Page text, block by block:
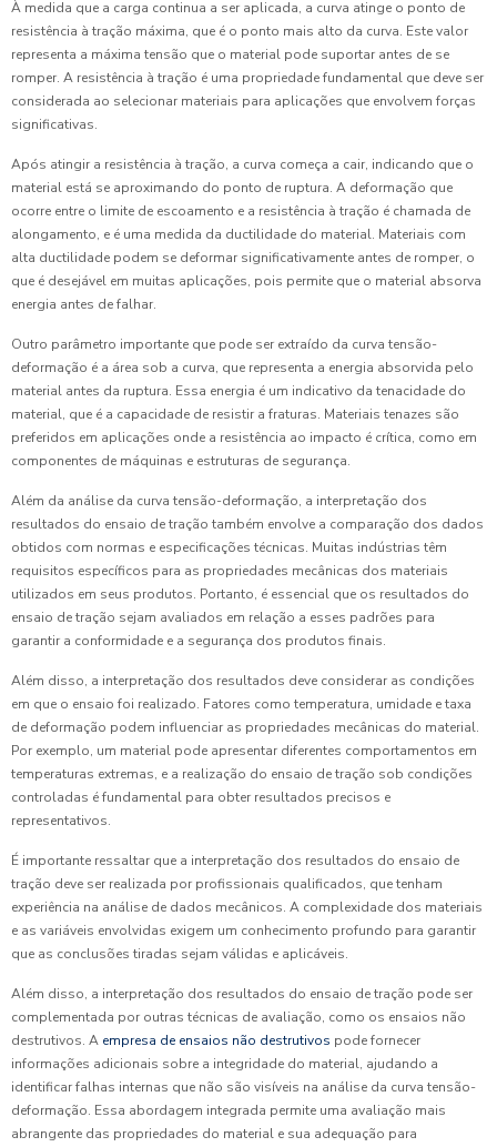
À medida que a carga continua a ser aplicada, a curva atinge o ponto de
resistência à tração máxima, que é o ponto mais alto da curva. Este valor
representa a máxima tensão que o material pode suportar antes de se
romper. A resistência à tração é uma propriedade fundamental que deve ser
considerada ao selecionar materiais para aplicações que envolvem forças
significativas.
Após atingir a resistência à tração, a curva começa a cair, indicando que o
material está se aproximando do ponto de ruptura. A deformação que
ocorre entre o limite de escoamento e a resistência à tração é chamada de
alongamento, e é uma medida da ductilidade do material. Materiais com
alta ductilidade podem se deformar significativamente antes de romper, o
que é desejável em muitas aplicações, pois permite que o material absorva
energia antes de falhar.
Outro parâmetro importante que pode ser extraído da curva tensão-
deformação é a área sob a curva, que representa a energia absorvida pelo
material antes da ruptura. Essa energia é um indicativo da tenacidade do
material, que é a capacidade de resistir a fraturas. Materiais tenazes são
preferidos em aplicações onde a resistência ao impacto é crítica, como em
componentes de máquinas e estruturas de segurança.
Além da análise da curva tensão-deformação, a interpretação dos
resultados do ensaio de tração também envolve a comparação dos dados
obtidos com normas e especificações técnicas. Muitas indústrias têm
requisitos específicos para as propriedades mecânicas dos materiais
utilizados em seus produtos. Portanto, é essencial que os resultados do
ensaio de tração sejam avaliados em relação a esses padrões para
garantir a conformidade e a segurança dos produtos finais.
Além disso, a interpretação dos resultados deve considerar as condições
em que o ensaio foi realizado. Fatores como temperatura, umidade e taxa
de deformação podem influenciar as propriedades mecânicas do material.
Por exemplo, um material pode apresentar diferentes comportamentos em
temperaturas extremas, e a realização do ensaio de tração sob condições
controladas é fundamental para obter resultados precisos e
representativos.
É importante ressaltar que a interpretação dos resultados do ensaio de
tração deve ser realizada por profissionais qualificados, que tenham
experiência na análise de dados mecânicos. A complexidade dos materiais
e as variáveis envolvidas exigem um conhecimento profundo para garantir
que as conclusões tiradas sejam válidas e aplicáveis.
Além disso, a interpretação dos resultados do ensaio de tração pode ser
complementada por outras técnicas de avaliação, como os ensaios não
destrutivos. A empresa de ensaios não destrutivos pode fornecer
informações adicionais sobre a integridade do material, ajudando a
identificar falhas internas que não são visíveis na análise da curva tensão-
deformação. Essa abordagem integrada permite uma avaliação mais
abrangente das propriedades do material e sua adequação para